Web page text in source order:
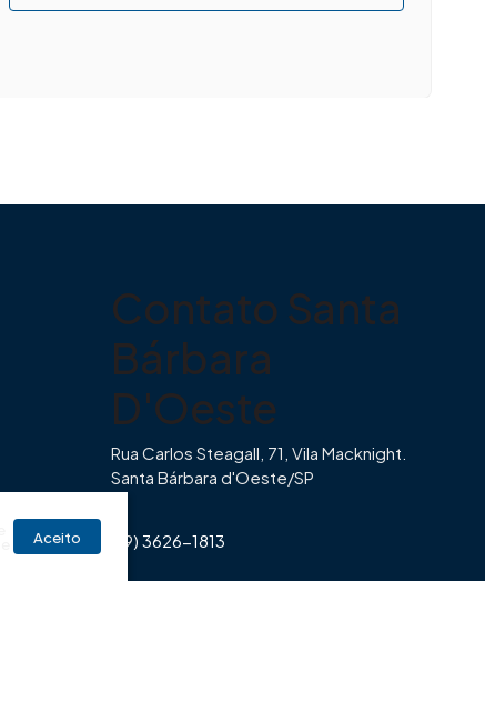
Aceito
Contato Santa
Bárbara
D'Oeste
Rua Carlos Steagall, 71, Vila Macknight.
Santa Bárbara d'Oeste/SP
(19) 3626-1813